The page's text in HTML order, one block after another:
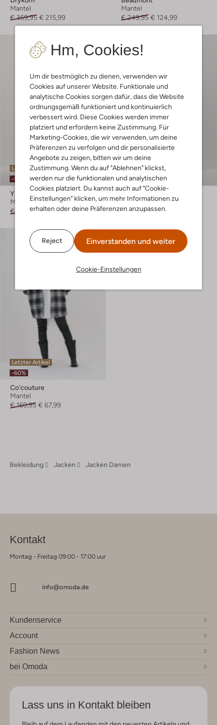
Hm, Cookies!
Um dir bestmöglich zu dienen, verwenden wir
Cookies auf unserer Website. Funktionale und
analytische Cookies sorgen dafür, dass die Website
ordnungsgemäß funktioniert und kontinuierlich
verbessert wird. Diese Cookies werden immer
platziert und erfordern keine Zustimmung. Für
Marketing-Cookies, die wir verwenden, um deine
Präferenzen zu verfolgen und dir personalisierte
Angebote zu zeigen, bitten wir um deine
Zustimmung. Wenn du auf "Ablehnen" klickst,
werden nur die funktionalen und analytischen
Cookies platziert. Du kannst auch auf "Cookie-
Einstellungen" klicken, um mehr Informationen zu
erhalten oder deine Präferenzen anzupassen.
Reject Einverstanden und weiter
Cookie-Einstellungen
Mantel
€ 359,95 € 215,99
Mantel
€ 249,95 € 124,99
Letzter Artikel
-50%
Y.a.s.
Mantel
€ 189,95 € 94,99
Letzter Artikel
-60%
Giacomo The Jacket
Mantel
€ 299,95 € 119,99
Letzter Artikel
-60%
Co'couture
Mantel
€ 169,95 € 67,99
Bekleidung Jacken Jacken Damen
Kontakt
Montag - Freitag 09:00 - 17:00 uur
info@omoda.de
Kundenservice
Account
Fashion News
bei Omoda
Lass uns in Kontakt bleiben